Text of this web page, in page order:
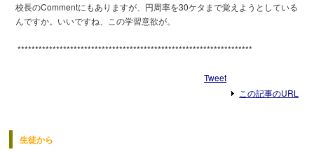
校長のCommentにもありますが、円周率を30ケタまで覚えようとしている
んですか。いいですね、この学習意欲が。
​ *******************************************************************
Tweet
この記事のURL
生徒から